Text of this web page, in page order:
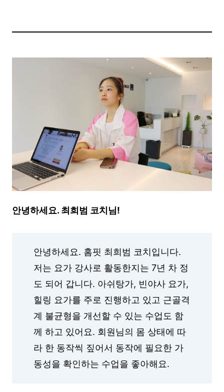
안녕하세요. 최희범 코치님!
안녕하세요. 홈핏 최희범 코치입니다.
저는 요가 강사로 활동한지는 7년 차 정
도 되어 갑니다. 아쉬탕가, 빈야사 요가,
힐링 요가를 주로 진행하고 있고 근골격
계 불균형을 개선할 수 있는 수업도 함
께 하고 있어요. 회원님의 몸 상태에 따
라 한 동작씩 짚어서 동작에 필요한 가
동성을 확인하는 수업을 좋아해요.